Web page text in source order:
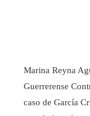
Marina Reyna
Guerrerense
caso de García